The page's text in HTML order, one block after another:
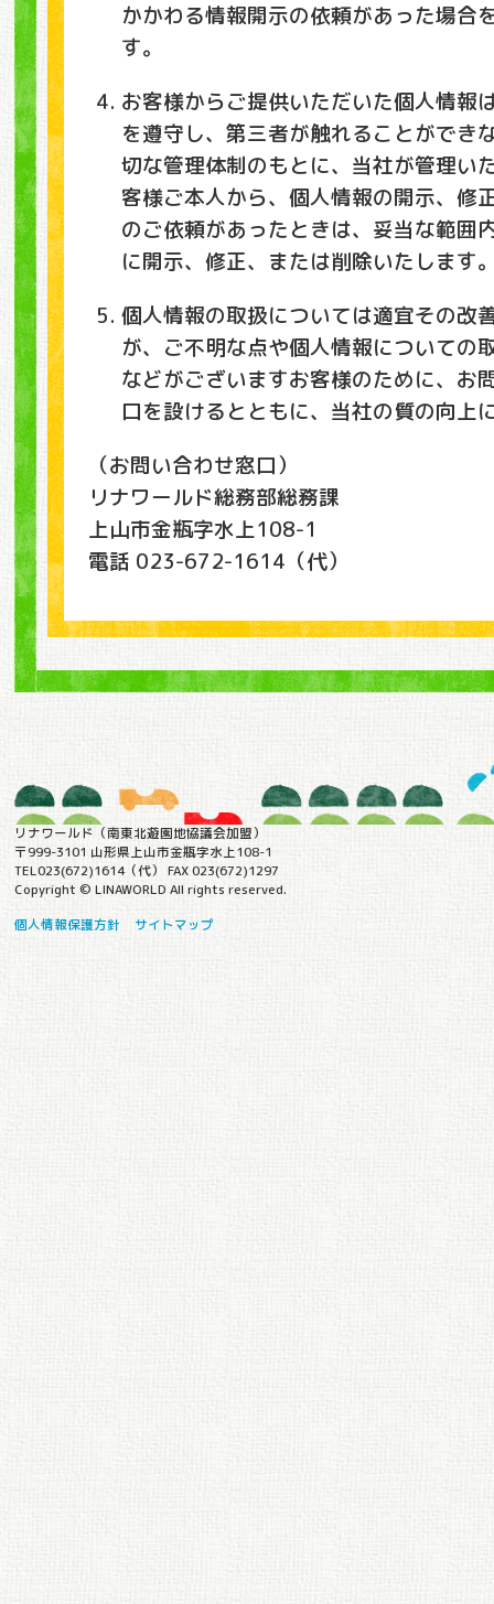
かかわる情報開示の依頼があった場合
す。
お客様からご提供いただいた個人情報
を遵守し、第三者が触れることができ
切な管理体制のもとに、当社が管理い
客様ご本人から、個人情報の開示、修
のご依頼があったときは、妥当な範囲
に開示、修正、または削除いたします
個人情報の取扱については適宜その改
が、ご不明な点や個人情報についての
などがございますお客様のために、お
口を設けるとともに、当社の質の向上
（お問い合わせ窓口）
リナワールド総務部総務課
上山市金瓶字水上108-1
電話 023-672-1614（代）
リナワールド（南東北遊園地協議会加盟）
〒999-3101 山形県上山市金瓶字水上108-1
TEL023(672)1614（代） FAX 023(672)1297
Copyright © LINAWORLD All rights reserved.
個人情報保護方針
サイトマップ